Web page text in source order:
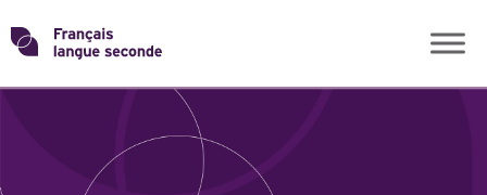
Skip
toTransformons
THÈMES